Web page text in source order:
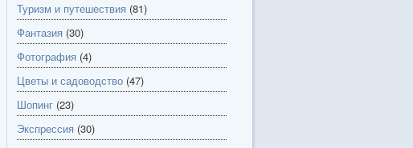
Туризм и путешествия (81)
Фантазия (30)
Фотография (4)
Цветы и садоводство (47)
Шопинг (23)
Экспрессия (30)